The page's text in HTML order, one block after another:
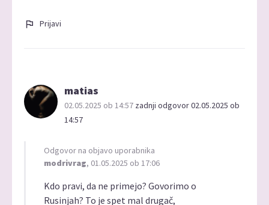
Prijavi
matias
02.05.2025 ob 14:57 zadnji odgovor 02.05.2025 ob
14:57
Odgovor na objavo uporabnika
modrivrag, 01.05.2025 ob 17:06
Kdo pravi, da ne primejo? Govorimo o
Rusinjah? To je spet mal drugač,